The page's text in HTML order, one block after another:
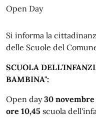
Open Day
Si informa la
delle Scuole del
SCUOLA
BAMBINA":
Open day30 novembre
ore 10,45 scuola